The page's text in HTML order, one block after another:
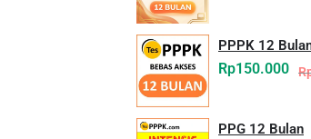
PPPK 12
Rp150.000
PPG 12 Bulan